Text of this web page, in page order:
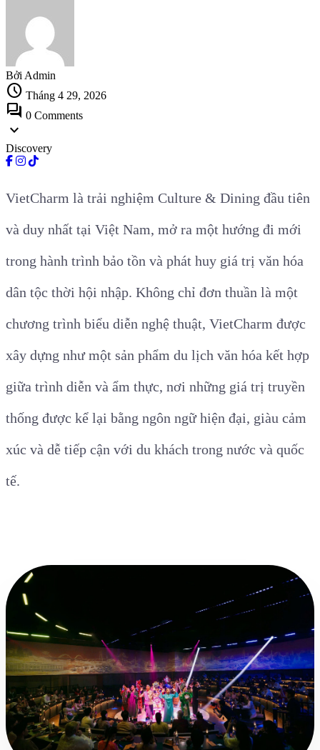
Bởi Admin
schedule Tháng 4 29, 2026
forum 0 Comments
expand_more
Discovery
VietCharm là trải nghiệm Culture & Dining đầu tiên
và duy nhất tại Việt Nam, mở ra một hướng đi mới
trong hành trình bảo tồn và phát huy giá trị văn hóa
dân tộc thời hội nhập. Không chỉ đơn thuần là một
chương trình biểu diễn nghệ thuật, VietCharm được
xây dựng như một sản phẩm du lịch văn hóa kết hợp
giữa trình diễn và ẩm thực, nơi những giá trị truyền
thống được kể lại bằng ngôn ngữ hiện đại, giàu cảm
xúc và dễ tiếp cận với du khách trong nước và quốc
tế.